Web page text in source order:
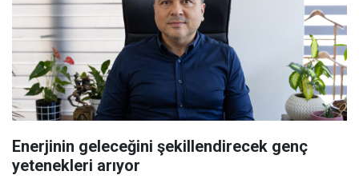
Enerjinin geleceğini şekillendirecek genç
yetenekleri arıyor